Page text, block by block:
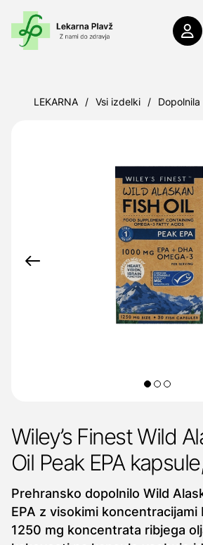
LEKARNA / Vsi izdelki / Dopolnila
Wiley’s Finest Wild
Oil Peak EPA
Prehransko dopolnilo Wild
EPA z visokimi koncentracijami
1250 mg koncentrata ribjega